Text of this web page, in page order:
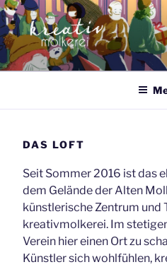
Zum
Inhalt
springen
DAS LOFT
Seit Sommer 2016 ist das
dem Gelände der Alten
künstlerische Zentrum und
kreativmolkerei. Im
Verein hier einen Ort zu
Künstler sich wohlfühlen,